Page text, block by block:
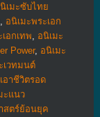
เมะซับไทย
อนิเมะพระเอก
เอกเทพ
อนิเมะ
Power, อนิเมะ
เวทมนต์
อาชีวิตรอด
ะแนว
สตร์ย้อนยุค